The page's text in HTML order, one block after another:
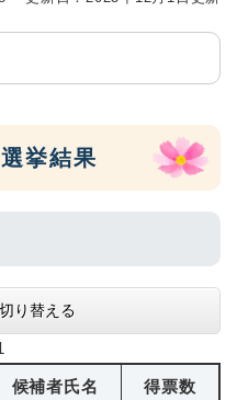
挙結果
り替える
候補者氏名 得票数